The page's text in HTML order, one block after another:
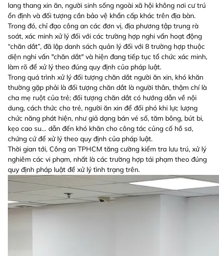
lang thang xin ăn, người sinh sống ngoài xã hội không nơi cư trú
ổn định và đối tượng cần bảo vệ khẩn cấp khác trên địa bàn.
Trong đó, chỉ đạo công an các đơn vị, địa phương tập trung rà
soát, xác minh xử lý đối với các trường hợp nghi vấn hoạt động
“chăn dắt”, đã lập danh sách quản lý đối với 8 trường hợp thuộc
diện nghi vấn "chăn dắt" và hiện đang tiếp tục tổ chức xác minh,
làm rõ để xử lý theo đúng quy định của pháp luật.
Trong quá trình xử lý đối tượng chăn dắt người ăn xin, khó khăn
thường gặp phải là đối tượng chăn dắt là người thân, thậm chí là
cha mẹ ruột của trẻ; đối tượng chăn dắt có hướng dẫn về nội
dung, cách thức cho trẻ, người ăn xin để đối phó khi lực lượng
chức năng phát hiện, như giả dạng bán vé số, tăm bông, bút bi,
kẹo cao su… dẫn đến khó khăn cho công tác củng cố hồ sơ,
chứng cứ để xử lý theo quy định của pháp luật.
Thời gian tới, Công an TPHCM tăng cường kiểm tra lưu trú, xử lý
nghiêm các vi phạm, nhất là các trường hợp tái phạm theo đúng
quy định pháp luật để xử lý tình trạng trên.